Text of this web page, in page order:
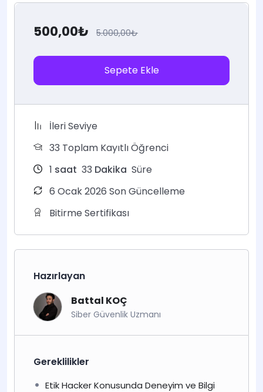
500,00₺ 5.000,00₺
Sepete Ekle
İleri Seviye
33 Toplam Kayıtlı Öğrenci
1 saat 33 Dakika Süre
6 Ocak 2026 Son Güncelleme
Bitirme Sertifikası
Hazırlayan
Battal KOÇ
Siber Güvenlik Uzmanı
Gereklilikler
Etik Hacker Konusunda Deneyim ve Bilgi